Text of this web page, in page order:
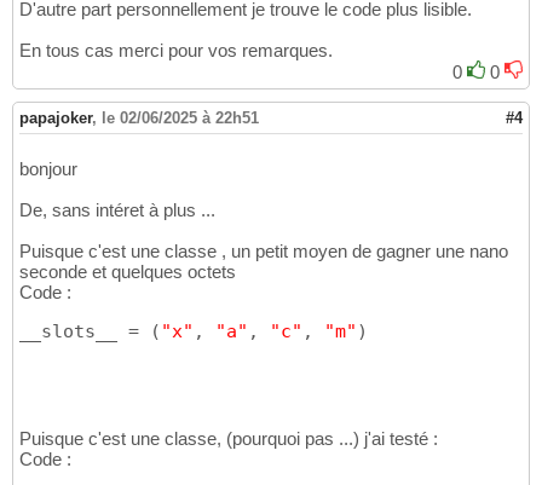
D'autre part personnellement je trouve le code plus lisible.
En tous cas merci pour vos remarques.
0
0
papajoker, le 02/06/2025 à 22h51 #4
bonjour
De, sans intéret à plus ...
Puisque c'est une classe , un petit moyen de gagner une nano
seconde et quelques octets
Code :
__slots__ = ( "x" , "a" , "c" , "m" )
Puisque c'est une classe, (pourquoi pas ...) j'ai testé :
Code :